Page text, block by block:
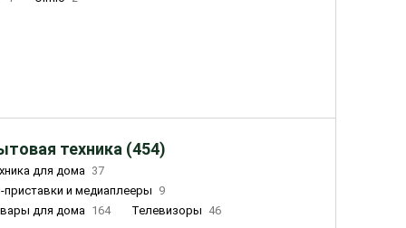
техника (454)
для дома 37
приставки и медиаплееры
9
для дома 164 Телевизоры 46